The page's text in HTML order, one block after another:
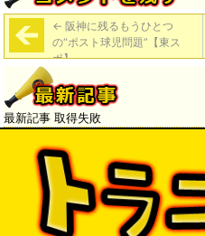
← 阪神に残るもうひとつ
の“ポスト球児問題”【東ス
ポ】
最新記事 取得失敗